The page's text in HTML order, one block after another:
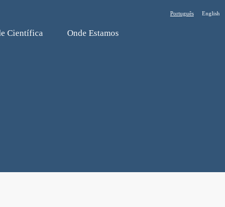
Cientí­fica Onde Estamos
Português English